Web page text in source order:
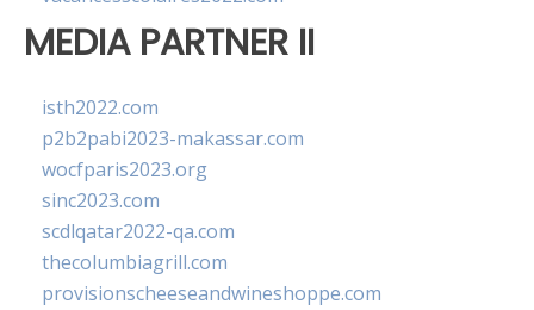
MEDIA PARTNER II
isth2022.com
p2b2pabi2023-makassar.com
wocfparis2023.org
sinc2023.com
scdlqatar2022-qa.com
thecolumbiagrill.com
provisionscheeseandwineshoppe.com